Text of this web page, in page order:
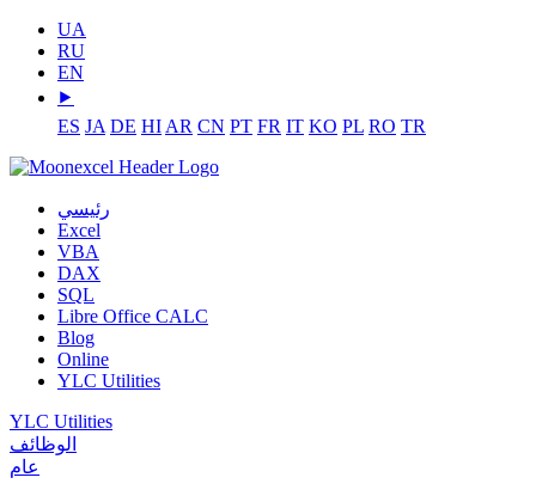
UA
RU
EN
⯈
ES JA DE HI AR CN PT FR IT KO PL RO TR
رئيسي
Excel
VBA
DAX
SQL
Libre Office CALC
Blog
Online
YLC Utilities
YLC Utilities
الوظائف
عام